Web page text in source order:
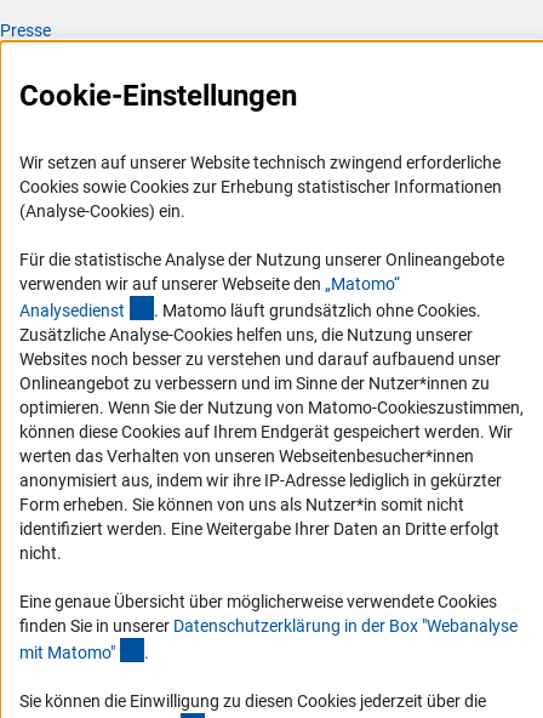
Presse
Karriere
RSS-Feeds
Compliance
Vergabeverfahren
Barrierefreiheit
Service und Informationen für Menschen mit Behinderungen
Erklärung zur Barrierefreiheit
Barriere melden
DFG-aktuell
Erhalten Sie Neuigkeiten aus der DFG direkt in Ihr Mailpostfach oder
schauen Sie sich die Ausgaben online an.
Zum Newsletter
Cookie-Einstellungen
Wir setzen auf unserer Website technisch zwingend erforderliche
Cookies sowie Cookies zur Erhebung statistischer Informationen
(Analyse-Cookies) ein.
Für die statistische Analyse der Nutzung unserer Onlineangebote
verwenden wir auf unserer Webseite den „Matomo“
Analysedienst (externer Link)
. Matomo läuft grundsätzlich ohne Cookies.
Zusätzliche Analyse-Cookies helfen uns, die Nutzung unserer
Websites noch besser zu verstehen und darauf aufbauend unser
Onlineangebot zu verbessern und im Sinne der Nutzer*innen zu
optimieren. Wenn Sie der Nutzung von Matomo-Cookieszustimmen,
können diese Cookies auf Ihrem Endgerät gespeichert werden. Wir
werten das Verhalten von unseren Webseitenbesucher*innen
anonymisiert aus, indem wir ihre IP-Adresse lediglich in gekürzter
Form erheben. Sie können von uns als Nutzer*in somit nicht
identifiziert werden. Eine Weitergabe Ihrer Daten an Dritte erfolgt
nicht.
Eine genaue Übersicht über möglicherweise verwendete Cookies
finden Sie in unserer Datenschutzerklärung in der Box "Webanalyse
mit Matomo" .
Sie können die Einwilligung zu diesen Cookies jederzeit über die